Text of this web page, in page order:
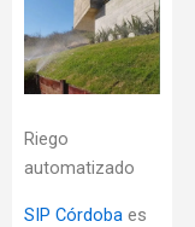
Riego
automatizado
SIP Córdoba es